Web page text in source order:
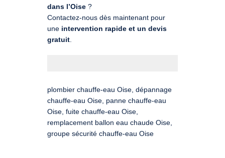
dans l’Oise ?
Contactez-nous dès maintenant pour
une intervention rapide et un devis
gratuit
plombier chauffe-eau Oise, dépannage
chauffe-eau Oise, panne chauffe-eau
Oise, fuite chauffe-eau Oise,
remplacement ballon eau chaude Oise,
groupe sécurité chauffe-eau Oise